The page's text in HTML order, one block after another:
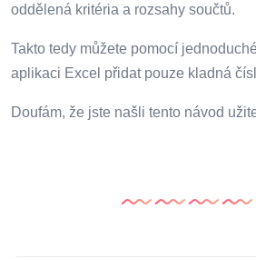
oddělená kritéria a rozsahy součtů.
Takto tedy můžete pomocí
aplikaci Excel přidat pouze kladná
Doufám, že jste našli tento návod